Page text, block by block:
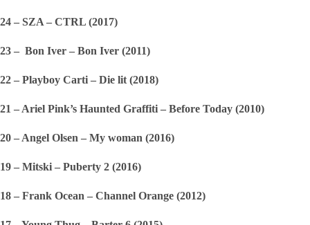
24 – SZA – CTRL (2017)
23 –  Bon Iver – Bon Iver (2011)
22 – Playboy Carti – Die lit (2018)
21 – Ariel Pink’s Haunted Graffiti – Before Today (2010)
20 – Angel Olsen – My woman (2016)
19 – Mitski – Puberty 2 (2016)
18 – Frank Ocean – Channel Orange (2012)